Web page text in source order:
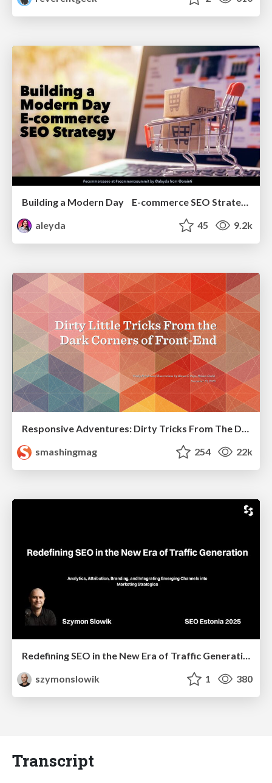
Building a Modern Day E-commerce SEO Strategy
aleyda
45 9.2k
Responsive Adventures: Dirty Tricks From The Dark Corners of Front-End
smashingmag
254 22k
szymonslowik
1 380
Transcript